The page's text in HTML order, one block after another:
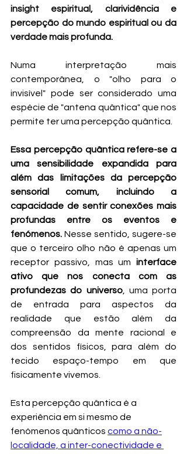
insight espiritual, clarividência e
percepção do mundo espiritual ou da
verdade mais profunda.
Numa interpretação mais
contemporânea, o "olho para o
invisível" pode ser considerado uma
espécie de "antena quântica" que nos
permite ter uma percepção quântica.
Essa percepção quântica refere-se a
uma sensibilidade expandida para
além das limitações da percepção
sensorial comum, incluindo a
capacidade de sentir conexões mais
profundas entre os eventos e
fenómenos. Nesse sentido, sugere-se
que o terceiro olho não é apenas um
receptor passivo, mas um interface
ativo que nos conecta com as
profundezas do universo, uma porta
de entrada para aspectos da
realidade que estão além da
compreensão da mente racional e
dos sentidos físicos, para além do
tecido espaço-tempo em que
fisicamente vivemos.
Esta percepção quântica é a
experiência em si mesmo de
fenómenos quânticos como a não-
localidade, a inter-conectividade e